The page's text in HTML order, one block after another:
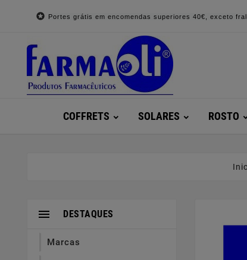
 Portes grátis em encomendas superiores 40€, exceto
COFFRETS SOLARES ROSTO
DESTAQUES

Marcas